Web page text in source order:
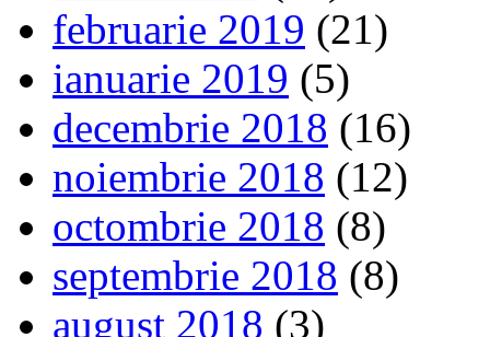
februarie 2019 (21)
ianuarie 2019 (5)
decembrie 2018 (16)
noiembrie 2018 (12)
octombrie 2018 (8)
septembrie 2018 (8)
august 2018 (3)